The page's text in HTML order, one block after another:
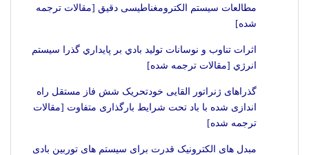
مطالعات سیستم الکترومغناطیسی دقیق [مقالات ترجمه
شده]
اثرات تناوب و نوسانات توليد بادي بر پايداري گذرا سيستم
انرژي [مقالات ترجمه شده]
گذراهای ژنراتور القایی خودتحریک شش فاز مستقل راه
اندازی شده با باد تحت شرایط بارگذاری متفاوت [مقالات
ترجمه شده]
مبدل های الکترونیک قدرت برای سیستم های توربین بادی